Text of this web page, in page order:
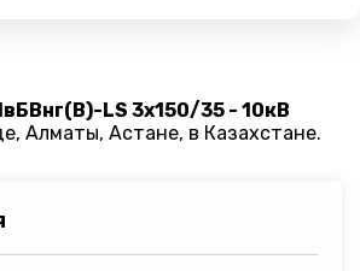
LS 3х150/35 - 10кВ
Алматы, Астане, в Казахстане.